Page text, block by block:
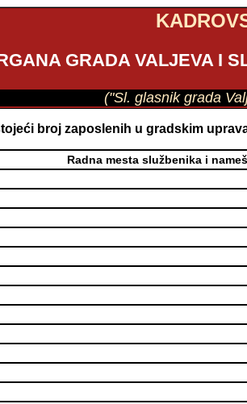
GRADA VALJEVA I
("Sl. glasnik grada
broj zaposlenih u gradskim
Radna mesta službenika i